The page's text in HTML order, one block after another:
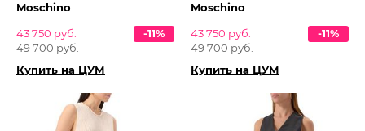
Moschino
43 750 руб.
49 700 руб.
-11%
Купить на ЦУМ
Moschino
43 750 руб.
49 700 руб.
-11%
Купить на ЦУМ